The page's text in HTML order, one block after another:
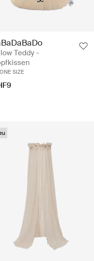
Teddy -
ONE SIZE